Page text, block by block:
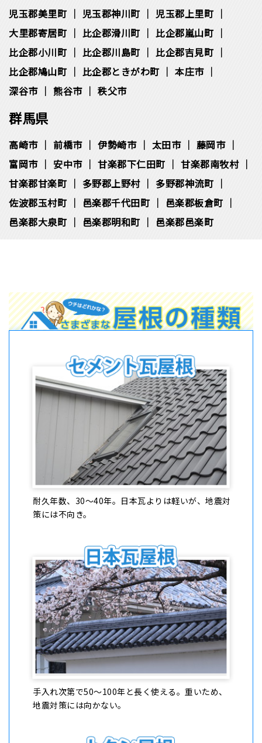
児玉郡美里町 児玉郡神川町
児玉郡上里町
大里郡寄居町
比企郡滑川町
比企郡嵐山町
比企郡小川町
比企郡川島町
比企郡吉見町
比企郡鳩山町
比企郡ときがわ町
本庄市
深谷市
熊谷市 秩父市
群馬県
高崎市 前橋市 伊勢崎市 太田市
藤岡市
富岡市
安中市 甘楽郡下仁田町
甘楽郡南牧村
甘楽郡甘楽町
多野郡上野村
多野郡神流町
佐波郡玉村町
邑楽郡千代田町
邑楽郡板倉町
邑楽郡大泉町
邑楽郡明和町 邑楽郡邑楽町
耐久年数、30〜40年。⽇本瓦よりは軽いが、地震対
策には不向き。
手入れ次第で50〜100年と長く使える。重いため、
地震対策には向かない。